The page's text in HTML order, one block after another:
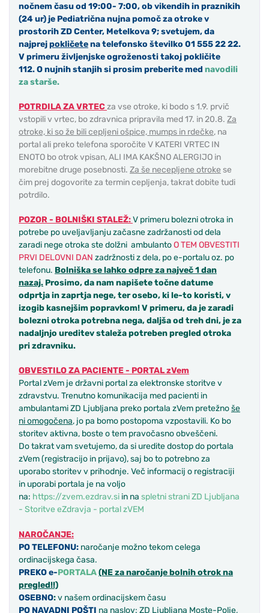
nočnem časuod 19:00- 7:00, ob vikendih in praznikih
(24 ur) je Pediatrična nujna pomoč za otroke v
prostorih ZD Center, Metelkova 9; svetujem, da
najprejpokličetena telefonsko številko 01 555 22 22.
V primeru življenjske ogroženosti takoj pokličite
112.O nujnih stanjih si prosim preberite med navodili
za starše.
POTRDILA ZA VRTECza vse otroke, ki bodo s 1.9. prvič
vstopili v vrtec, bo zdravnica pripravila med 17. in 20.8. Za
otroke, ki so že bili cepljeni ošpice, mumps in rdečke, na
portal ali preko telefona sporočite V KATERI VRTEC IN
ENOTO bo otrok vpisan, ALI IMA KAKŠNO ALERGIJO in
morebitne druge posebnosti. Za še necepljene otroke se
čim prej dogovorite za termin cepljenja, takrat dobite tudi
potrdilo.
POZOR - BOLNIŠKI STALEŽ:V primeru bolezni otroka in
potrebe po uveljavljanju začasne zadržanosti od dela
zaradi nege otroka ste dolžni ambulantoO TEM OBVESTITI
PRVI DELOVNI DAN zadržnosti z dela, po e-portalu oz. po
telefonu. Bolniška se lahko odpre za največ 1 dan
nazaj. Prosimo, da nam napišete točne datume
odprtja in zaprtja nege, ter osebo, ki le-to koristi, v
izogib kasnejšim popravkom! V primeru, da je zaradi
bolezni otroka potrebna nega, daljša od treh dni, je za
nadaljnjo ureditev staleža potreben pregled otroka
pri zdravniku.
OBVESTILO ZA PACIENTE - PORTAL zVem
Portal zVem je državni portal za elektronske storitve v
zdravstvu. Trenutno komunikacija med pacienti in
ambulantami ZD Ljubljana preko portala zVem pretežnoše
ni omogočena, jo pa bomo postopoma vzpostavili. Ko bo
storitev aktivna, boste o tem pravočasno obveščeni.
Do takrat vam svetujemo, da si uredite dostop do portala
zVem (registracijo in prijavo), saj bo to potrebno za
uporabo storitev v prihodnje. Več informacij o registraciji
in uporabi portala je na voljo
na: https://zvem.ezdrav.si in na spletni strani ZD Ljubljana
- Storitve eZdravja - portal zVEM
NAROČANJE:
PO TELEFONU: naročanje možno tekom celega
ordinacijskega časa.
PREKO e-PORTALA(NE za naročanje bolnih otrok na
pregled!!)
OSEBNO:v našem ordinacijskem času
PO NAVADNI POŠTI na naslov: ZD Ljubljana Moste-Polje,